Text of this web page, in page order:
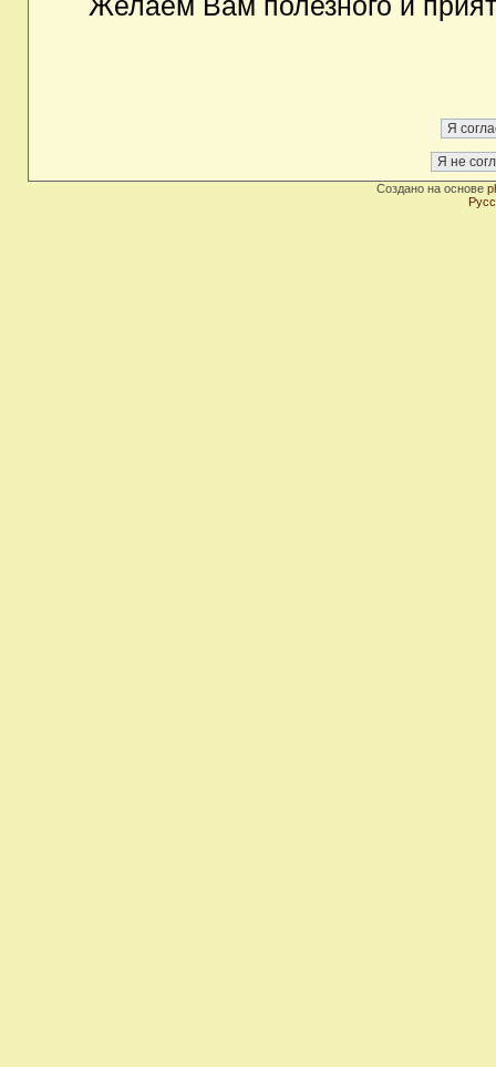
Создано на основе